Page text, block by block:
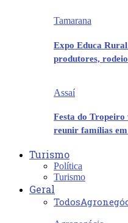
Tamarana
Expo Educa
produtores,
Assaí
Festa do
reunir famílias
Turismo
Política
Turismo
Geral
Todos